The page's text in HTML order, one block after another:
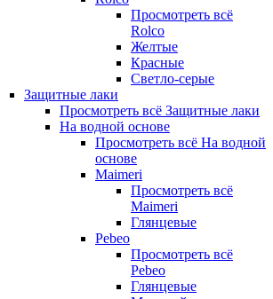
Просмотреть всё
Rolco
Желтые
Красные
Светло-серые
Защитные лаки
Просмотреть всё Защитные лаки
На водной основе
Просмотреть всё На водной
основе
Maimeri
Просмотреть всё
Maimeri
Глянцевые
Pebeo
Просмотреть всё
Pebeo
Глянцевые